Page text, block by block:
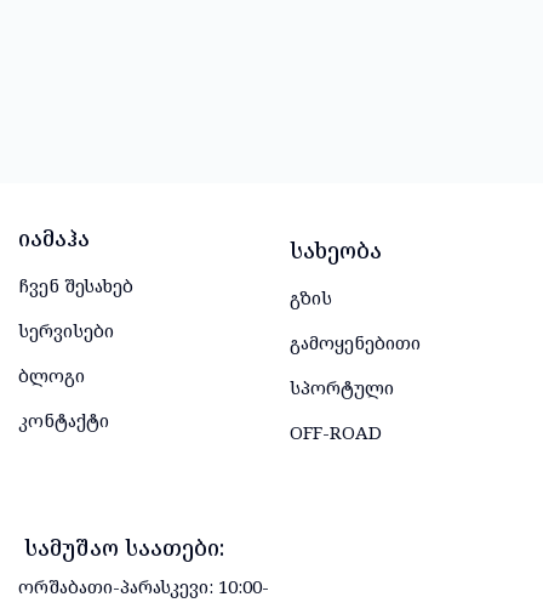
Იამაჰა
ჩვენ შესახებ
სერვისები
ბლოგი
კონტაქტი
Სახეობა
გზის
გამოყენებითი
სპორტული
OFF-ROAD
სამუშაო საათები:
ორშაბათი-პარასკევი: 10:00-